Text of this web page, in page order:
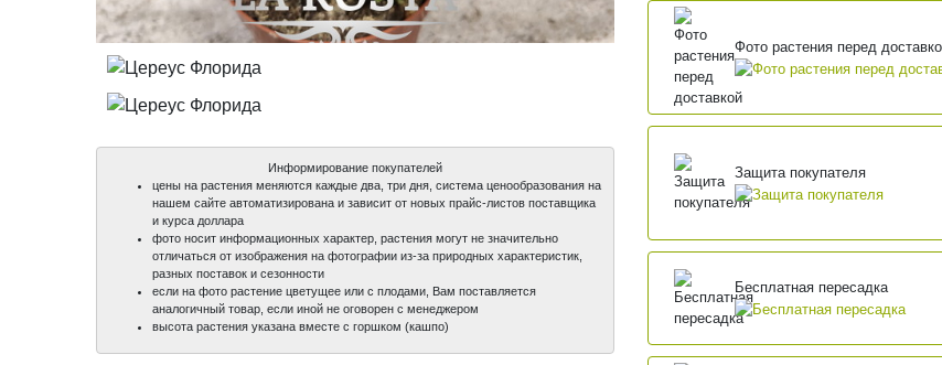
Информирование покупателей
цены на растения меняются каждые два, три дня, система ценообразования на
нашем сайте автоматизирована и зависит от новых прайс-листов поставщика
и курса доллара
фото носит информационных характер, растения могут не значительно
отличаться от изображения на фотографии из-за природных характеристик,
разных поставок и сезонности
если на фото растение цветущее или с плодами, Вам поставляется
аналогичный товар, если иной не оговорен с менеджером
высота растения указана вместе с горшком (кашпо)
Фото растения перед
Защита покупателя
Бесплатная пересадка